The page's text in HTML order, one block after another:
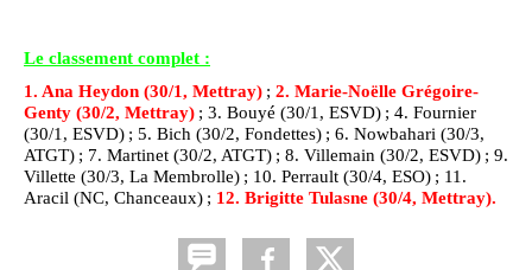
Le classement complet :
1. Ana Heydon (30/1, Mettray) ; 2. Marie-Noëlle Grégoire-
Genty (30/2, Mettray) ; 3. Bouyé (30/1, ESVD) ; 4. Fournier
(30/1, ESVD) ; 5. Bich (30/2, Fondettes) ; 6. Nowbahari (30/3,
ATGT) ; 7. Martinet (30/2, ATGT) ; 8. Villemain (30/2, ESVD) ; 9.
Villette (30/3, La Membrolle) ; 10. Perrault (30/4, ESO) ; 11.
Aracil (NC, Chanceaux) ; 12. Brigitte Tulasne (30/4, Mettray).